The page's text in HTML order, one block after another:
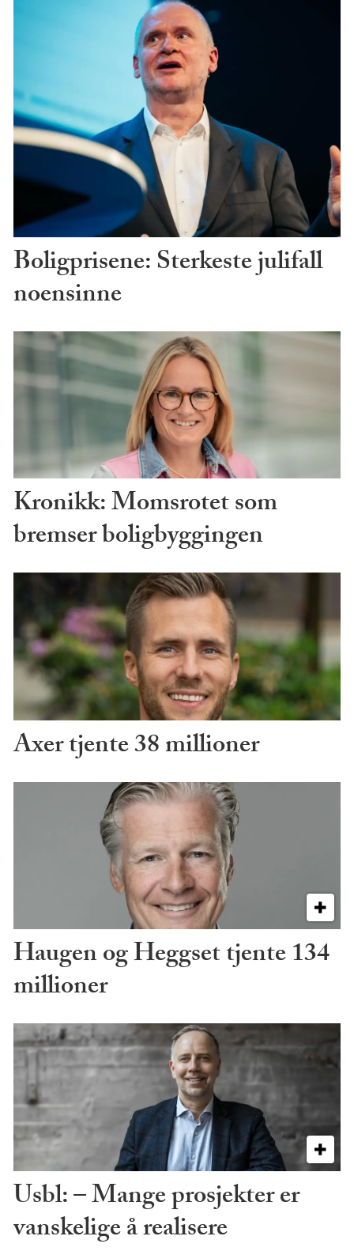
Boligprisene: Sterkeste julifall
noensinne
Kronikk: Momsrotet som
bremser boligbyggingen
Axer tjente 38 millioner
Haugen og Heggset tjente 134
millioner
Usbl: – Mange prosjekter er
vanskelige å realisere